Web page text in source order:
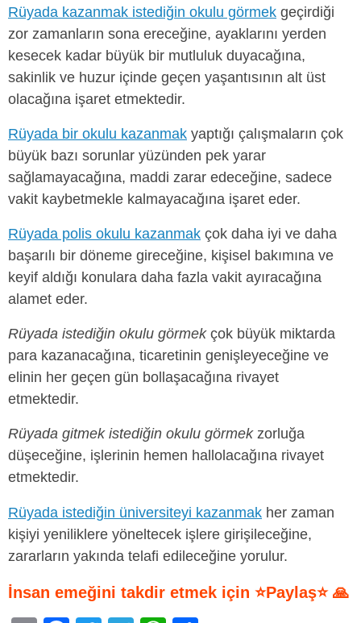
Rüyada kazanmak istediğin okulu görmek geçirdiği
zor zamanların sona ereceğine, ayaklarını yerden
kesecek kadar büyük bir mutluluk duyacağına,
sakinlik ve huzur içinde geçen yaşantısının alt üst
olacağına işaret etmektedir.
Rüyada bir okulu kazanmak yaptığı çalışmaların çok
büyük bazı sorunlar yüzünden pek yarar
sağlamayacağına, maddi zarar edeceğine, sadece
vakit kaybetmekle kalmayacağına işaret eder.
Rüyada polis okulu kazanmak çok daha iyi ve daha
başarılı bir döneme gireceğine, kişisel bakımına ve
keyif aldığı konulara daha fazla vakit ayıracağına
alamet eder.
Rüyada istediğin okulu görmekçok büyük miktarda
para kazanacağına, ticaretinin genişleyeceğine ve
elinin her geçen gün bollaşacağına rivayet
etmektedir.
Rüyada gitmek istediğin okulu görmekzorluğa
düşeceğine, işlerinin hemen hallolacağına rivayet
etmektedir.
Rüyada istediğin üniversiteyi kazanmak her zaman
kişiyi yeniliklere yöneltecek işlere girişileceğine,
zararların yakında telafi edileceğine yorulur.
İnsan emeğini takdir etmek için ⭐Paylaş⭐ 🙏